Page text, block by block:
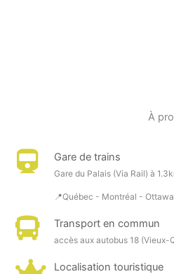
À
Gare de trains
Gare du Palais (Via Rail) à
📍Québec - Montréal -
Transport en commun
accès aux autobus 18
Localisation touristique